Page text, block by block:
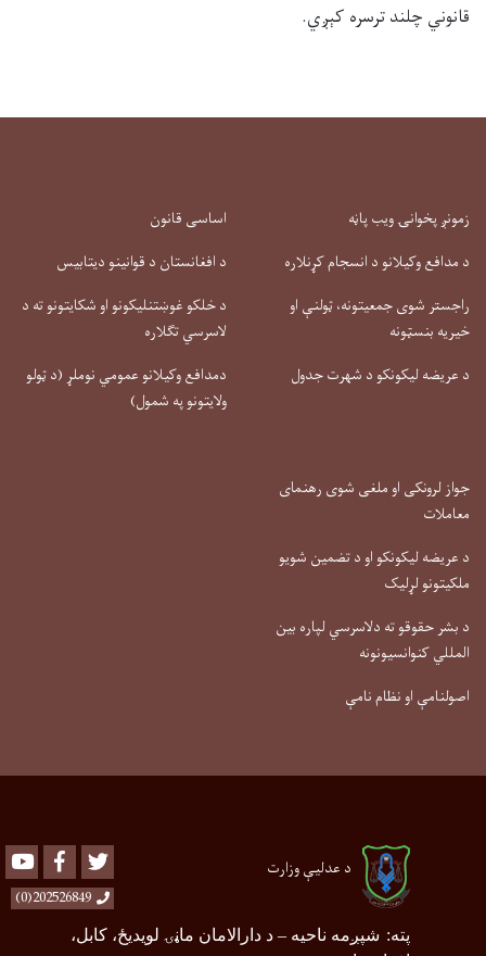
قانوني چلند ترسره کېږي.
زمونږ پخوانۍ ویب پاڼه
د مدافع وکیلانو د انسجام کړنلاره
راجستر شوی جمعیتونه، ټولنې او
خیریه بنسټونه
د عریضه لیکونکو د شهرت جدول
اساسی قانون
د افغانستان د قوانینو دیتابیس
د خلکو غوښتنلیکونو او شکایتونو ته د
لاسرسي تګلاره
دمدافع وکیلانو عمومي نوملړ (د ټولو
ولایتونو په شمول)
جواز لرونکی او ملغی شوی رهنمای
معاملات
د عریضه لیکونکو او د تضمین شویو
ملکیتونو لړلیک
د بشر حقوقو ته دلاسرسي لپاره بین
المللي کنوانسیونونه
اصولنامې او نظام نامې
د عدلیې وزارت Youtube Facebook
202526849(0)
پته: شپږمه ناحیه – د دارالامان ماڼۍ لویدیځ، کابل،